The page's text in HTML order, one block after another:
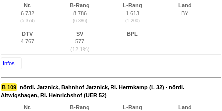
Nr.
6.732
(5.374)
B-Rang
8.786
(6.386)
L-Rang
1.613
(1.200)
Land
BY
DTV
4.767
SV
577
(12,1%)
BPL
Infos...
B 109 nördl. Jatznick, Bahnhof Jatznick, Ri. Herrnkamp (L 32) - nördl.
Altwigshagen, Ri. Heinrichshof (UER 52)
Nr.
B-Rang
L-Rang
Land